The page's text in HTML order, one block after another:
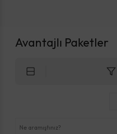
Avantajlı Paketler